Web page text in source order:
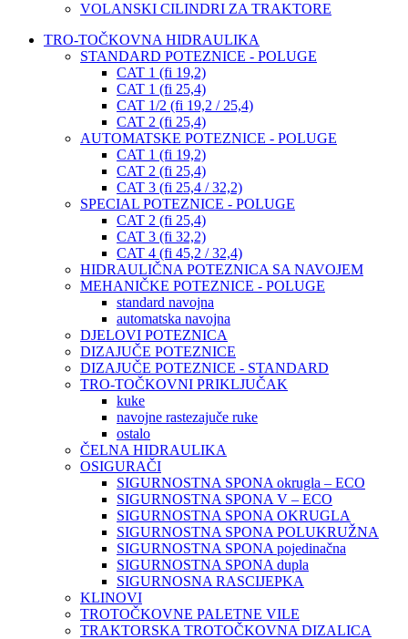
VOLANSKI CILINDRI ZA TRAKTORE
TRO-TOČKOVNA HIDRAULIKA
STANDARD POTEZNICE - POLUGE
CAT 1 (fi 19,2)
CAT 1 (fi 25,4)
CAT 1/2 (fi 19,2 / 25,4)
CAT 2 (fi 25,4)
AUTOMATSKE POTEZNICE - POLUGE
CAT 1 (fi 19,2)
CAT 2 (fi 25,4)
CAT 3 (fi 25,4 / 32,2)
SPECIAL POTEZNICE - POLUGE
CAT 2 (fi 25,4)
CAT 3 (fi 32,2)
CAT 4 (fi 45,2 / 32,4)
HIDRAULIČNA POTEZNICA SA NAVOJEM
MEHANIČKE POTEZNICE - POLUGE
standard navojna
automatska navojna
DJELOVI POTEZNICA
DIZAJUČE POTEZNICE
DIZAJUČE POTEZNICE - STANDARD
TRO-TOČKOVNI PRIKLJUČAK
kuke
navojne rastezajuče ruke
ostalo
ČELNA HIDRAULIKA
OSIGURAČI
SIGURNOSTNA SPONA okrugla – ECO
SIGURNOSTNA SPONA V – ECO
SIGURNOSTNA SPONA OKRUGLA
SIGURNOSTNA SPONA POLUKRUŽNA
SIGURNOSTNA SPONA pojedinačna
SIGURNOSTNA SPONA dupla
SIGURNOSNA RASCIJEPKA
KLINOVI
TROTOČKOVNE PALETNE VILE
TRAKTORSKA TROTOČKOVNA DIZALICA